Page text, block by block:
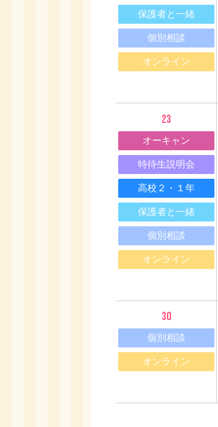
保護者と一緒
個別相談
オンライン
23
オーキャン
特待生説明会
高校２・１年
保護者と一緒
個別相談
オンライン
30
個別相談
オンライン